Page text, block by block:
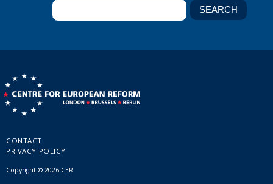
CONTACT
PRIVACY POLICY
Copyright © 2026 CER